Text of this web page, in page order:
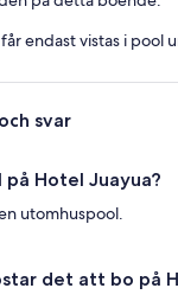
endast vistas i pool
svar
på Hotel Juayua?
utomhuspool.
det att bo på